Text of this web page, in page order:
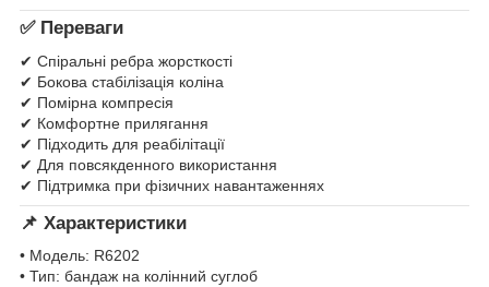
✅ Переваги
✔ Спіральні ребра жорсткості
✔ Бокова стабілізація коліна
✔ Помірна компресія
✔ Комфортне прилягання
✔ Підходить для реабілітації
✔ Для повсякденного використання
✔ Підтримка при фізичних навантаженнях
📌 Характеристики
• Модель: R6202
• Тип: бандаж на колінний суглоб